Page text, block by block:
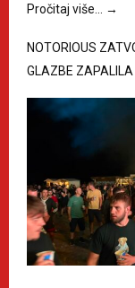
Pročitaj više… →
NOTORIOUS
GLAZBE ZAPALILA